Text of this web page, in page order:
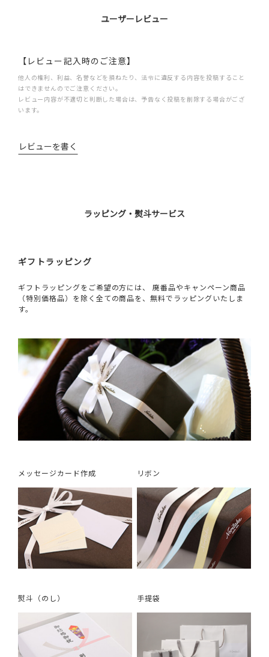
ユーザーレビュー
【レビュー記入時のご注意】
他人の権利、利益、名誉などを損ねたり、法令に違反する内容を投稿すること
はできませんのでご注意ください。
レビュー内容が不適切と判断した場合は、予告なく投稿を削除する場合がござ
います。
レビューを書く
ラッピング・熨斗サービス
ギフトラッピング
ギフトラッピングをご希望の方には、 廃番品やキャンペーン商品
（特別価格品）を除く全ての商品を、無料でラッピングいたしま
す。
メッセージカード作成 リボン
熨斗（のし） 手提袋